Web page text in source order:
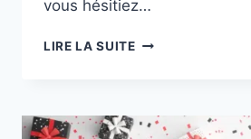
vous hésitiez…
LIRE LA SUITEBLACK